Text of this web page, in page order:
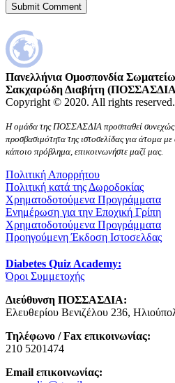
Πανελλήνια Ομοσπονδία
Σακχαρώδη Διαβήτη
Copyright © 2020. All rights reserved.
Η ομάδα της ΠΟΣΣΑΣΔΙΑ προσπαθεί συνεχώς
προσβασιμότητα της ιστοσελίδας για άτομα
κάποιο πρόβλημα, επικοινωνήστε μαζί μας.
Πολιτική Απορρήτου
Πολιτική κατά της Δωροδοκίας
Χρηματοδοτούμενα Προγράμματα
Ενημέρωση για την Εποχική Γρίπη
Χρηματοδοτούμενα Προγράμματα
Προηγούμενη Έκδοση Ιστοσελδας
Diabetes Quiz Academy:
Όροι Συμμετοχής
Διεύθυνση ΠΟΣΣΑΣΔΙΑ:
Ελευθερίου Βενιζέλου 236,
Τηλέφωνο / Fax επικοινωνίας:
210 5201474
Email επικοινωνίας: